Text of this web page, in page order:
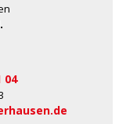
04